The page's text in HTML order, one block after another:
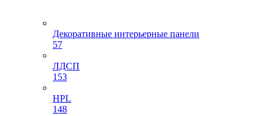
Декоративные интерьерные панели
57
ЛДСП
153
HPL
148